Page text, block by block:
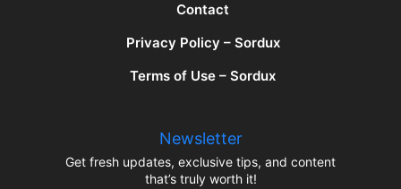
Contact
Privacy Policy – Sordux
Terms of Use – Sordux
Newsletter
Get fresh updates, exclusive tips, and content
that’s truly worth it!